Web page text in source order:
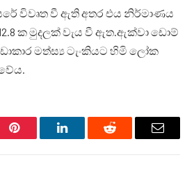
විවෘත වී ඇති අතර එය නිර්මාණය
ක මුදලක් වැය වී ඇත.ඇක්වා ඩොම්
මත්ස්‍ය ටැංකියට හිමි ලෝක
Pinterest LinkedInReddit Email